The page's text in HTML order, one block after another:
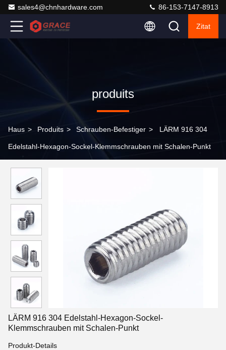
sales4@chnhardware.com 86-153-7147-8913
Zitat
produits
Haus > Produits > Schrauben-Befestiger > LÄRM 916 304
Edelstahl-Hexagon-Sockel-Klemmschrauben mit Schalen-Punkt
LÄRM 916 304 Edelstahl-Hexagon-Sockel-
Klemmschrauben mit Schalen-Punkt
Produkt-Details